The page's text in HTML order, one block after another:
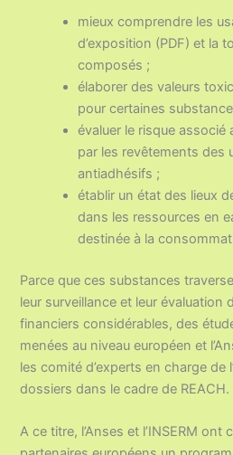
mieux comprendre les
d’exposition (PDF) et la
composés ;
élaborer des valeurs
pour certaines
évaluer le risque associé
par les revêtements des
antiadhésifs ;
établir un état des lieux
dans les ressources en
destinée à la
Parce que ces substances
leur surveillance et leur évaluation
financiers considérables, des
menées au niveau européen et
les comité d’experts en charge de
dossiers dans le cadre de REACH.
A ce titre, l’Anses et l’INSERM